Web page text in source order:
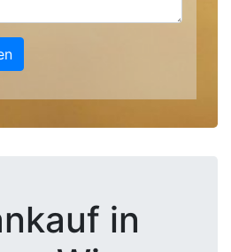
in